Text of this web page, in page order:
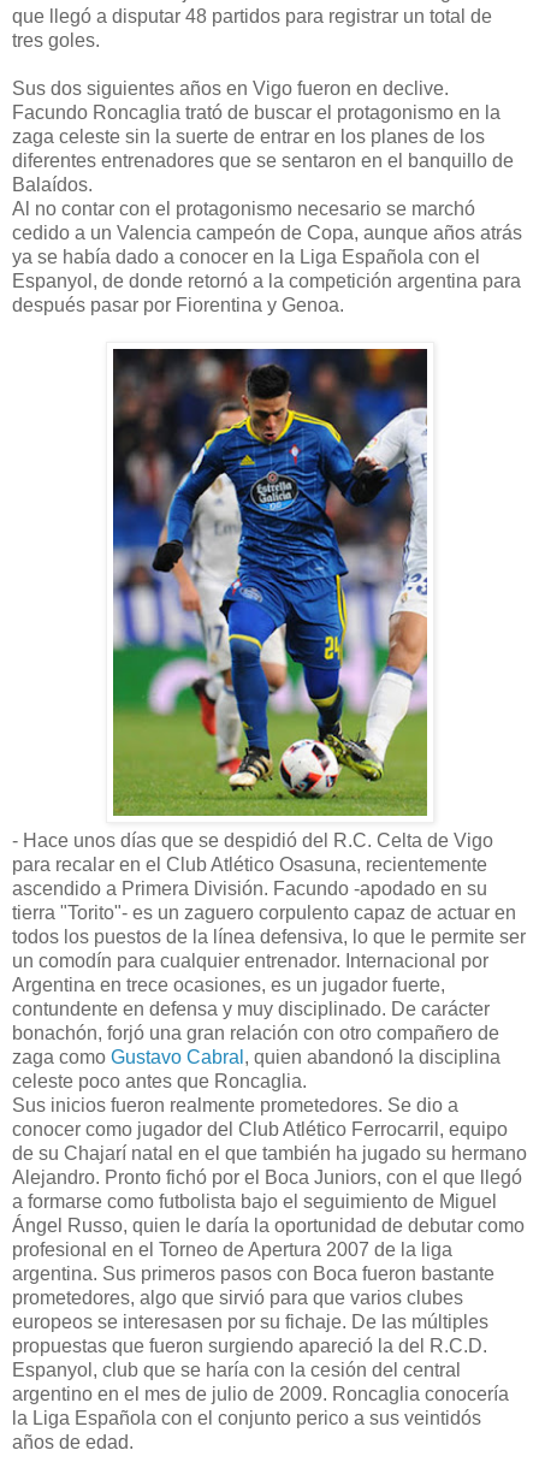
que llegó a disputar 48 partidos para registrar un total de
tres goles.
Sus dos siguientes años en Vigo fueron en declive.
Facundo Roncaglia trató de buscar el protagonismo en la
zaga celeste sin la suerte de entrar en los planes de los
diferentes entrenadores que se sentaron en el banquillo de
Balaídos.
Al no contar con el protagonismo necesario se marchó
cedido a un Valencia campeón de Copa, aunque años atrás
ya se había dado a conocer en la Liga Española con el
Espanyol, de donde retornó a la competición argentina para
después pasar por Fiorentina y Genoa.
- Hace unos días que se despidió del R.C. Celta de Vigo
para recalar en el Club Atlético Osasuna, recientemente
ascendido a Primera División. Facundo -apodado en su
tierra "Torito"- es un zaguero corpulento capaz de actuar en
todos los puestos de la línea defensiva, lo que le permite ser
un comodín para cualquier entrenador. Internacional por
Argentina en trece ocasiones, es un jugador fuerte,
contundente en defensa y muy disciplinado. De carácter
bonachón, forjó una gran relación con otro compañero de
zaga como Gustavo Cabral , quien abandonó la disciplina
celeste poco antes que Roncaglia.
Sus inicios fueron realmente prometedores. Se dio a
conocer como jugador del Club Atlético Ferrocarril, equipo
de su Chajarí natal en el que también ha jugado su hermano
Alejandro. Pronto fichó por el Boca Juniors, con el que llegó
a formarse como futbolista bajo el seguimiento de Miguel
Ángel Russo, quien le daría la oportunidad de debutar como
profesional en el Torneo de Apertura 2007 de la liga
argentina. Sus primeros pasos con Boca fueron bastante
prometedores, algo que sirvió para que varios clubes
europeos se interesasen por su fichaje. De las múltiples
propuestas que fueron surgiendo apareció la del R.C.D.
Espanyol, club que se haría con la cesión del central
argentino en el mes de julio de 2009. Roncaglia conocería
la Liga Española con el conjunto perico a sus veintidós
años de edad.